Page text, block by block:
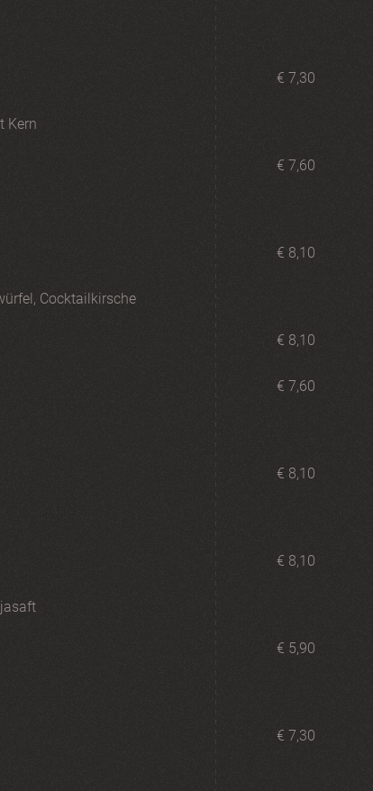
Kern
€ 7,30
€ 7,60
Cocktailkirsche
€ 8,10
€ 8,10
€ 7,60
€ 8,10
€ 8,10
€ 5,90
€ 7,30